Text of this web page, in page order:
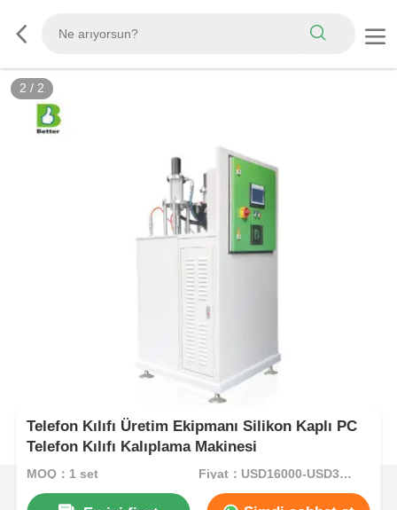
2 / 2
Telefon Kılıfı Üretim Ekipmanı Silikon Kaplı PC
Telefon Kılıfı Kalıplama Makinesi
MOQ：1 set Fiyat：USD16000-USD35000per set